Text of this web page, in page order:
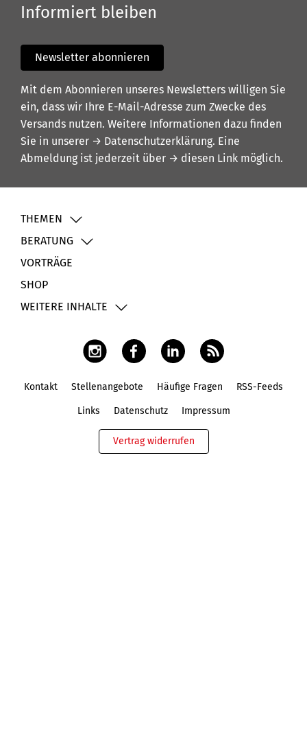
Informiert bleiben
Newsletter abonnieren
Mit dem Abonnieren unseres Newsletters willigen Sie
ein, dass wir Ihre E-Mail-Adresse zum Zwecke des
Versands nutzen. Weitere Informationen dazu finden
Sie in unserer → Datenschutzerklärung. Eine
Abmeldung ist jederzeit über → diesen Link möglich.
THEMEN
BERATUNG
VORTRÄGE
SHOP
WEITERE INHALTE
Kontakt Stellenangebote Häufige Fragen RSS-Feeds
Links Datenschutz Impressum
Vertrag widerrufen